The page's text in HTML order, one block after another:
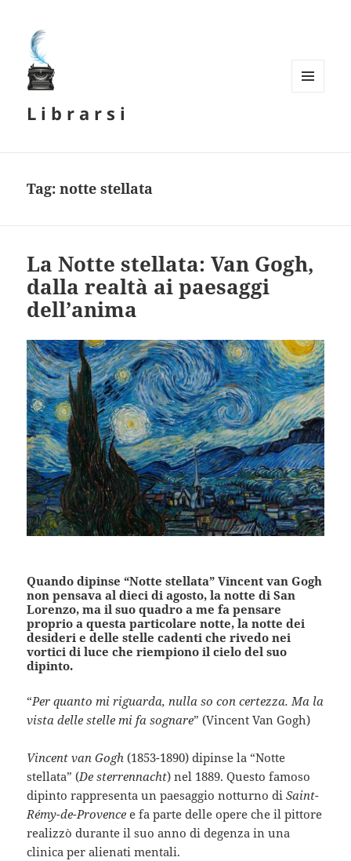
L i b r a r s i
Tag:notte stellata
La Notte stellata: Van Gogh,
dalla realtà ai paesaggi
dell’anima
Quando dipinse “Notte stellata” Vincent van Gogh
non pensava al dieci di agosto, la notte di San
Lorenzo, ma il suo quadro a me fa pensare
proprio a questa particolare notte, la notte dei
desideri e delle stelle cadenti che rivedo nei
vortici di luce che riempiono il cielo del suo
dipinto.
“Per quanto mi riguarda, nulla so con certezza. Ma la
vista delle stelle mi fa sognare” (Vincent Van Gogh)
Vincent van Gogh (1853-1890) dipinse la “Notte
stellata” (De sterrennacht) nel 1889. Questo famoso
dipinto rappresenta un paesaggio notturno diSaint-
Rémy-de-Provence e fa parte delle opere che il pittore
realizzò durante il suo anno di degenza in una
clinica per alienati mentali.